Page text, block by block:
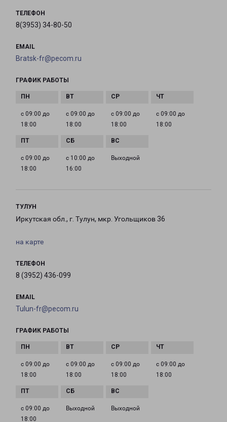
ТЕЛЕФОН
8(3953) 34-80-50
EMAIL
Bratsk-fr@pecom.ru
ГРАФИК РАБОТЫ
с 09:00 до
18:00
с 09:00 до
18:00
с 09:00 до
18:00
с 09:00 до
18:00
с 09:00 до
18:00
с 10:00 до
16:00
Выходной
ТУЛУН
Иркутская обл., г. Тулун, мкр. Угольщиков 36
на карте
ТЕЛЕФОН
8 (3952) 436-099
EMAIL
Tulun-fr@pecom.ru
ГРАФИК РАБОТЫ
с 09:00 до
18:00
с 09:00 до
18:00
с 09:00 до
18:00
с 09:00 до
18:00
с 09:00 до
18:00
Выходной Выходной